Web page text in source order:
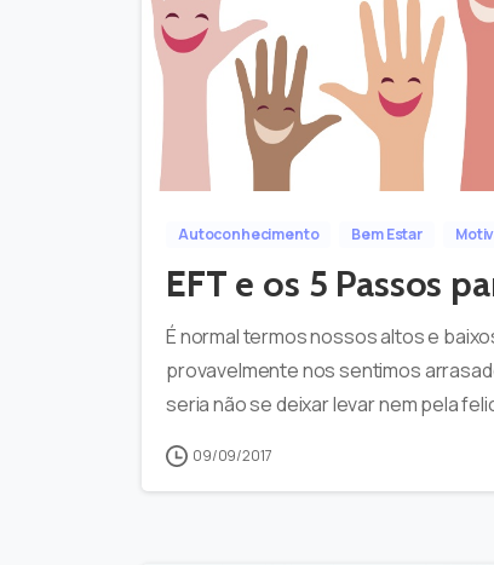
Autoconhecimento Bem Estar
EFT e os 5 Passos
É normal termos nossos altos e
provavelmente nos sentimos
seria não se deixar levar nem pela
09/09/2017